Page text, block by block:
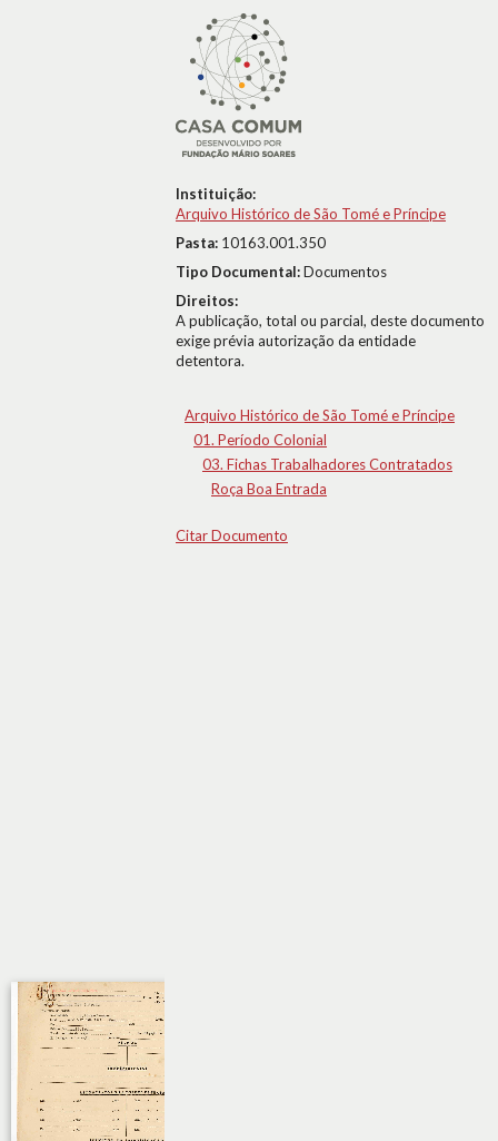
Instituição:
Arquivo Histórico de São Tomé e Príncipe
Pasta: 10163.001.350
Tipo Documental:Documentos
Direitos:
A publicação, total ou parcial, deste documento
exige prévia autorização da entidade
detentora.
Arquivo Histórico de São Tomé e Príncipe
01. Período Colonial
03. Fichas Trabalhadores Contratados
Roça Boa Entrada
Citar Documento